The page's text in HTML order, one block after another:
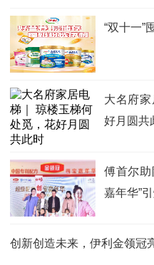
“双十一”
大名府
好月圆共
傅首尔助
嘉年华”
创新创造未来，伊利金领冠